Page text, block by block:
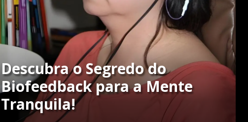
Descubra o Segredo do
Biofeedback para a Mente
Tranquila!